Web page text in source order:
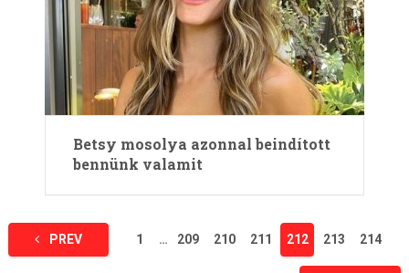
Betsy mosolya azonnal beindított
bennünk valamit
Bejegyzések
lapozása
PREV 1 … 209 210 211 212 213 214